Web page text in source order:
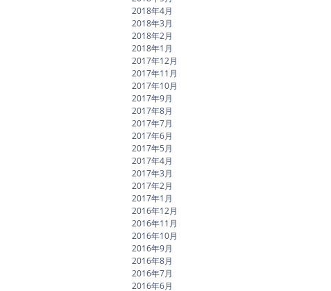
2018年4月
2018年3月
2018年2月
2018年1月
2017年12月
2017年11月
2017年10月
2017年9月
2017年8月
2017年7月
2017年6月
2017年5月
2017年4月
2017年3月
2017年2月
2017年1月
2016年12月
2016年11月
2016年10月
2016年9月
2016年8月
2016年7月
2016年6月